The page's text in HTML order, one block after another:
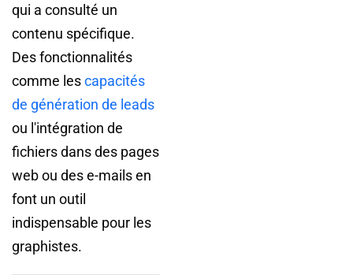
qui a consulté un
contenu spécifique.
Des fonctionnalités
comme lescapacités
de génération de leads
ou l'intégration de
fichiers dans des pages
web ou des e-mails en
font un outil
indispensable pour les
graphistes.